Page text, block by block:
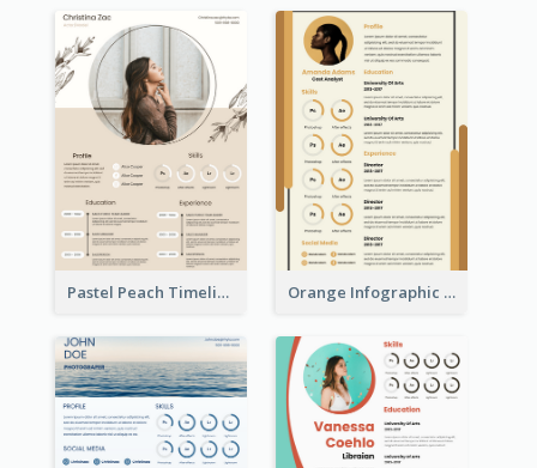
Pastel Peach Timeline Resume Orange Infographic Market Analyst Resume